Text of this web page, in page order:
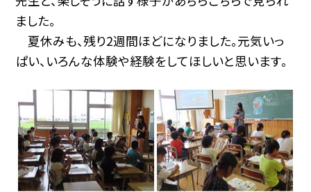
ました。
夏休みも、残り2週間ほどになりました。元気いっ
ぱい、いろんな体験や経験をしてほしいと思います。